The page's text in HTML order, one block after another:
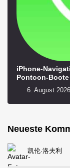
iPhone-
Pontoon-Boote
6. August 2026
Neueste
凯伦·洛夫利